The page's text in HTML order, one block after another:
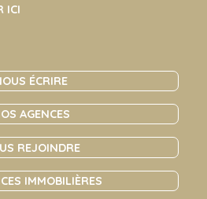
ICI
ÉCRIRE
AGENCES
REJOINDRE
IMMOBILIÈRES